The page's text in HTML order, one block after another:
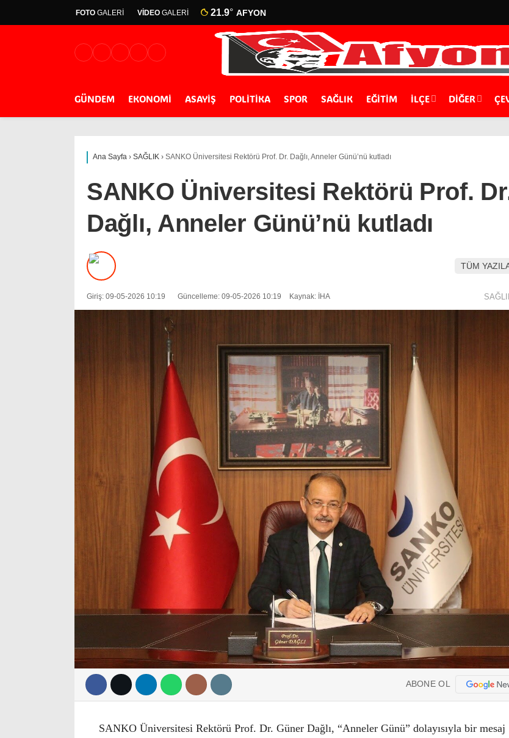
FOTO GALERİ VİDEO GALERİ 21.9° AFYON
GÜNDEM EKONOMİ ASAYİŞ POLİTİKA SPOR SAĞLIK EĞİTİM İLÇE DIĞER
Ana Sayfa › SAĞLIK › SANKO Üniversitesi Rektörü Prof. Dr. Dağlı, Anneler Günü’nü kutladı
SANKO Üniversitesi Rektörü Prof.
Dağlı, Anneler Günü’nü kutladı
TÜM
Giriş: 09-05-2026 10:19 Güncelleme: 09-05-2026 10:19 Kaynak: İHA
ABONE OL
SANKO Üniversitesi Rektörü Prof. Dr. Güner Dağlı, “Anneler Günü” dolayısıyla bir mesaj